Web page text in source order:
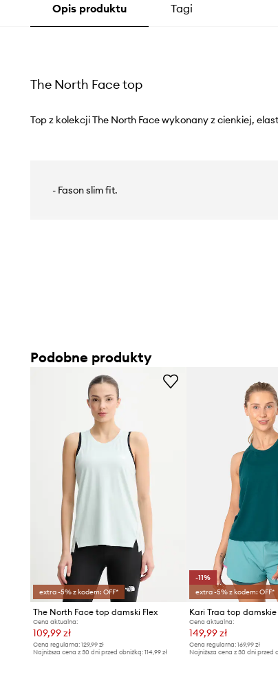
Opis produktu Tagi
The North Face top
Top z kolekcji The North Face wykonany z cienkiej,
- Fason slim fit.
Podobne produkty
extra -5% z kodem: OFF*
The North Face top damski Flex
Cena aktualna:
109,99 zł
Cena regularna: 129,99 zł
Najniższa cena z 30 dni przed obniżką: 114,99 zł
-11%
extra -5% z kodem: OFF*
Kari Traa top
Cena aktualna:
149,99 zł
Cena regularna:169,99 zł
Najniższa cena z 30 dni przed